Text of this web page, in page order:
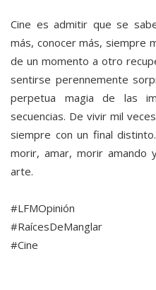
Cine es admitir que se
más, conocer más, siempre
de un momento a otro
sentirse perennemente
perpetua magia de las
secuencias. De vivir mil
siempre con un final
morir, amar, morir amando
arte.
#LFMOpinión
#RaícesDeManglar
#Cine